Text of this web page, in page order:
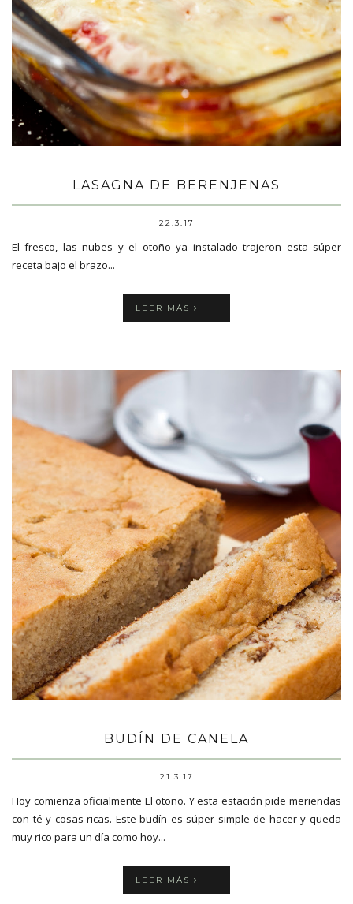
LASAGNA DE BERENJENAS
22.3.17
El fresco, las nubes y el otoño ya instalado trajeron esta súper
receta bajo el brazo...
LEER MÁS
BUDÍN DE CANELA
21.3.17
Hoy comienza oficialmente El otoño. Y esta estación pide meriendas
con té y cosas ricas. Este budín es súper simple de hacer y queda
muy rico para un día como hoy...
LEER MÁS